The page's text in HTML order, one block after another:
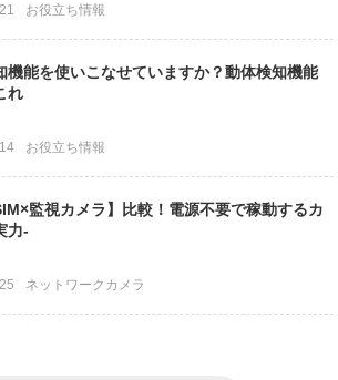
お役立ち情報
機能を使いこなせていますか？動体検知機能
れ
お役立ち情報
監視カメラ】比較！電源不要で稼動するカ
力-
ネットワークカメラ